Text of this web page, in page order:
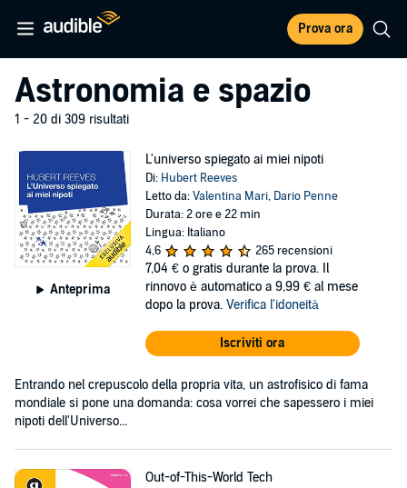
Prova ora
Astronomia e spazio
1 - 20 di 309 risultati
Anteprima
L'universo spiegato ai miei nipoti
Di: Hubert Reeves
Letto da:Valentina Mari, Dario Penne
Durata: 2 ore e 22 min
Lingua: Italiano
4,6
265 recensioni
7,04 € o gratis durante la prova. Il
rinnovo è automatico a 9,99 € al mese
dopo la prova. Verifica l'idoneità
Iscriviti ora
Entrando nel crepuscolo della propria vita, un astrofisico di fama
mondiale si pone una domanda: cosa vorrei che sapessero i miei
nipoti dell'Universo...
Out-of-This-World Tech